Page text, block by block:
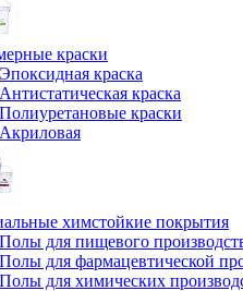
краски
Эпоксидная краска
Антистатическая краска
Полиуретановые краски
Акриловая
химстойкие покрытия
Полы для пищевого
Полы для фармацевтической
Полы для химических